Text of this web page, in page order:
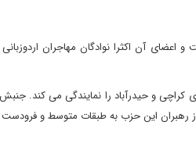
آن اکثرا نوادگان مهاجران
و حیدرآباد را نمایندگی می کند.
این حزب به طبقات متوسط و فرودست